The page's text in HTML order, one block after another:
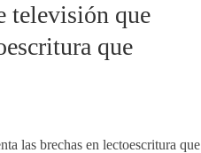
televisión que
que
las brechas en lectoescritura que